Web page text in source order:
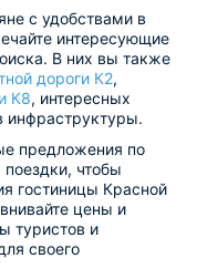
с удобствами в
интересующие
В них вы также
дороги К2,
К8, интересных
инфраструктуры.
предложения по
чтобы
гостиницы Красной
цены и
туристов и
своего